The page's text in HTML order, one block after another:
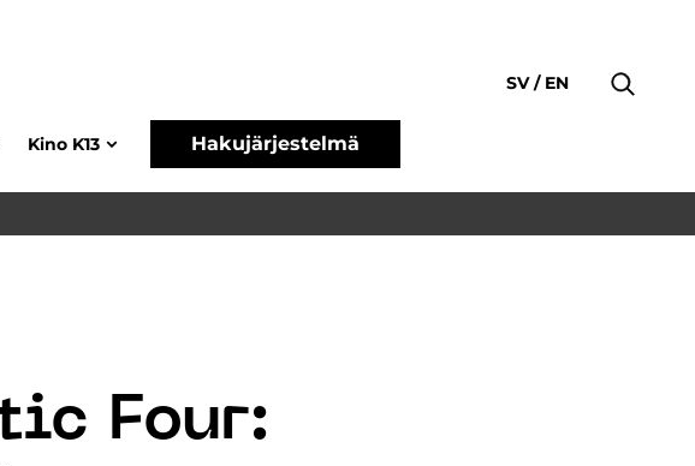
Kino K13 Hakujärjestelmä
SV EN
Four: